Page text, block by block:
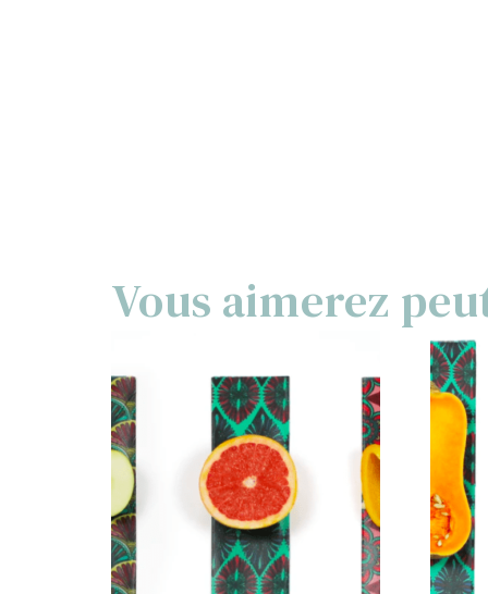
Vous aimerez